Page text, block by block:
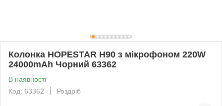
Колонка HOPESTAR H90 з мікрофоном 220W
24000mAh Чорний 63362
В наявності
Код: 63362
Роздріб